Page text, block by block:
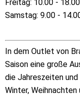
Freitag: 10.00 -
Samstag: 9.00 -
In dem Outlet von
Saison eine große
die Jahreszeiten
Winter, Weihnachten